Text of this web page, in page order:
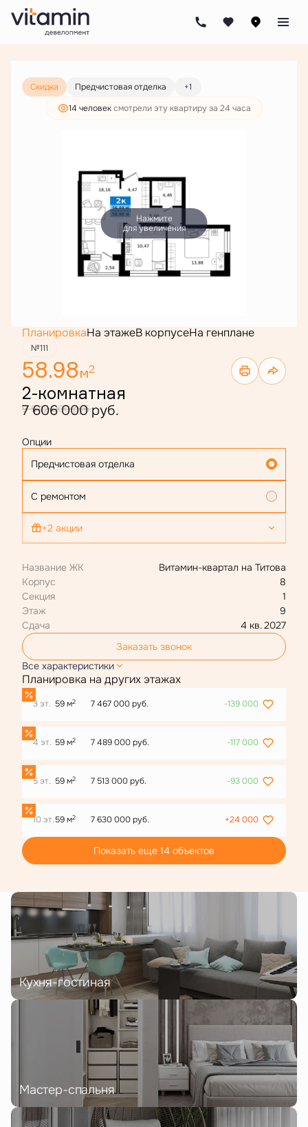
2-комнатная 9 942 000 руб.
7 606 000 руб.
Скидка Предчистовая отделка
+1
14 человексмотрели эту квартиру за 24 часа
Нажмите
для увеличения
ПланировкаНа этажеВ корпусеНа генплане
№111
58.98м2
2-комнатная
9 942 000 руб.
7 606 000 руб.
Опции
Предчистовая отделка
С ремонтом
+2 акции
Название ЖК
Витамин-квартал на Титова
Корпус
8
Секция
1
Этаж
9
Сдача
4 кв. 2027
Заказать звонок
Все характеристики
Планировка на других этажах
3 эт. 59 м2 7 467 000 руб. -139 000
4 эт. 59 м2 7 489 000 руб. -117 000
5 эт. 59 м2 7 513 000 руб. -93 000
10 эт.59 м2 7 630 000 руб. +24 000
Показать еще 14 объектов
Кухня-гостиная
Мастер-спальня